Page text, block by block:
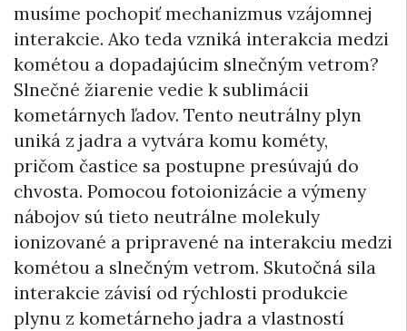
musíme pochopiť mechanizmus vzájomnej
interakcie. Ako teda vzniká interakcia medzi
kométou a dopadajúcim slnečným vetrom?
Slnečné žiarenie vedie k sublimácii
kometárnych ľadov. Tento neutrálny plyn
uniká z jadra a vytvára komu kométy,
pričom častice sa postupne presúvajú do
chvosta. Pomocou fotoionizácie a výmeny
nábojov sú tieto neutrálne molekuly
ionizované a pripravené na interakciu medzi
kométou a slnečným vetrom. Skutočná sila
interakcie závisí od rýchlosti produkcie
plynu z kometárneho jadra a vlastností